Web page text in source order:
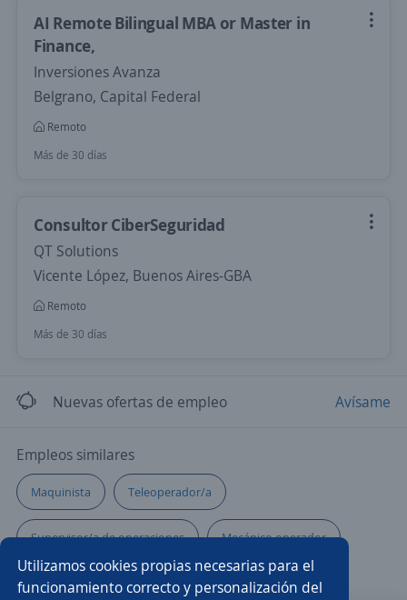
Utilizamos cookies propias necesarias para el
funcionamiento correcto y personalización del
AI Remote Bilingual MBA or Master in
Finance,
Inversiones Avanza
Belgrano, Capital Federal
Remoto
Más de 30 días
Consultor CiberSeguridad
QT Solutions
Vicente López, Buenos Aires-GBA
Remoto
Más de 30 días
Nuevas ofertas de empleo Avísame
Empleos similares
Maquinista Teleoperador/a
Supervisor/a de operaciones Mecánico operador
Administrativo/a Empleado Operador/a